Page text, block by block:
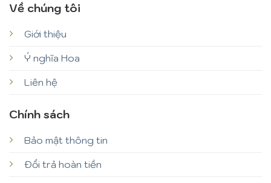
Về chúng tôi
Giới thiệu
Ý nghĩa Hoa
Liên hệ
Chính sách
Bảo mật thông tin
Đổi trả hoàn tiền